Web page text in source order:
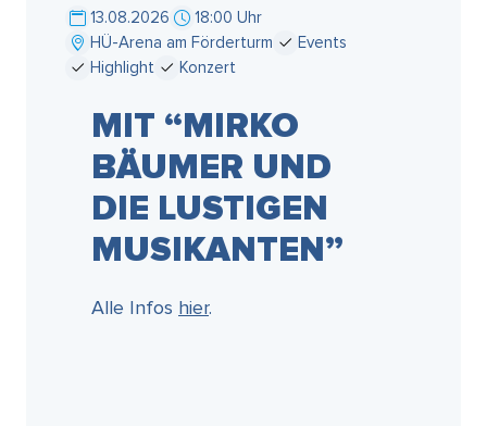
13.08.2026
18:00 Uhr
HÜ-Arena am Förderturm
Events
Highlight
Konzert
MIT “MIRKO
BÄUMER UND
DIE LUSTIGEN
MUSIKANTEN”
Alle Infos hier.